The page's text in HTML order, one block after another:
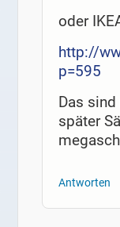
oder
http://
p=595
Das
später
Antworten